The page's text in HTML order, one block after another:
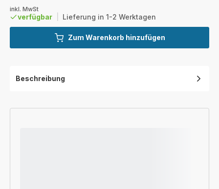
inkl. MwSt
verfügbar Lieferung in 1-2 Werktagen
Zum Warenkorb hinzufügen
Beschreibung